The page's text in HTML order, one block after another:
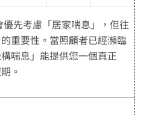
先考慮「居家喘息」，但往
重要性。當照顧者已經瀕臨
喘息」能提供您一個真正
。